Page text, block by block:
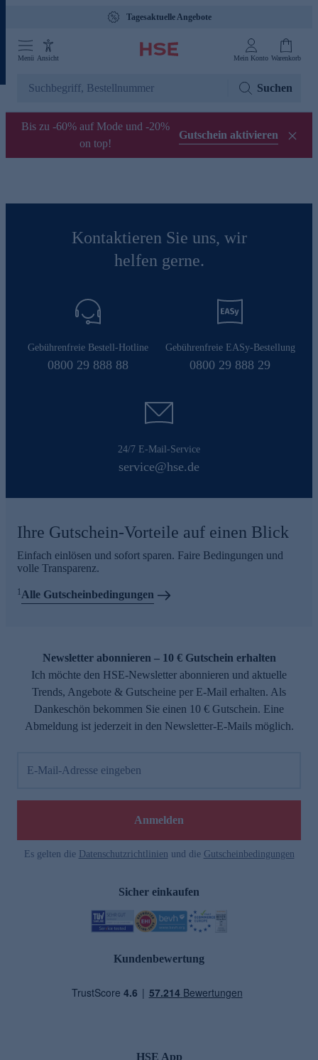
Tagesaktuelle Angebote
Menü Ansicht Mein Konto Warenkorb
Suchen
Bis zu -60% auf Mode und -20%
on top!
Gutschein aktivieren
Kontaktieren Sie uns, wir
helfen gerne.
Gebührenfreie Bestell-Hotline
0800 29 888 88
Gebührenfreie EASy-Bestellung
0800 29 888 29
24/7 E-Mail-Service
service@hse.de
Ihre Gutschein-Vorteile auf einen Blick
Einfach einlösen und sofort sparen. Faire Bedingungen und
volle Transparenz.
1Alle Gutscheinbedingungen
Newsletter abonnieren – 10 € Gutschein erhalten
Ich möchte den HSE-Newsletter abonnieren und aktuelle
Trends, Angebote & Gutscheine per E-Mail erhalten. Als
Dankeschön bekommen Sie einen 10 € Gutschein. Eine
Abmeldung ist jederzeit in den Newsletter-E-Mails möglich.
E-Mail-Adresse eingeben
Anmelden
Es gelten die Datenschutzrichtlinien und die Gutscheinbedingungen
Sicher einkaufen
Kundenbewertung
HSE App